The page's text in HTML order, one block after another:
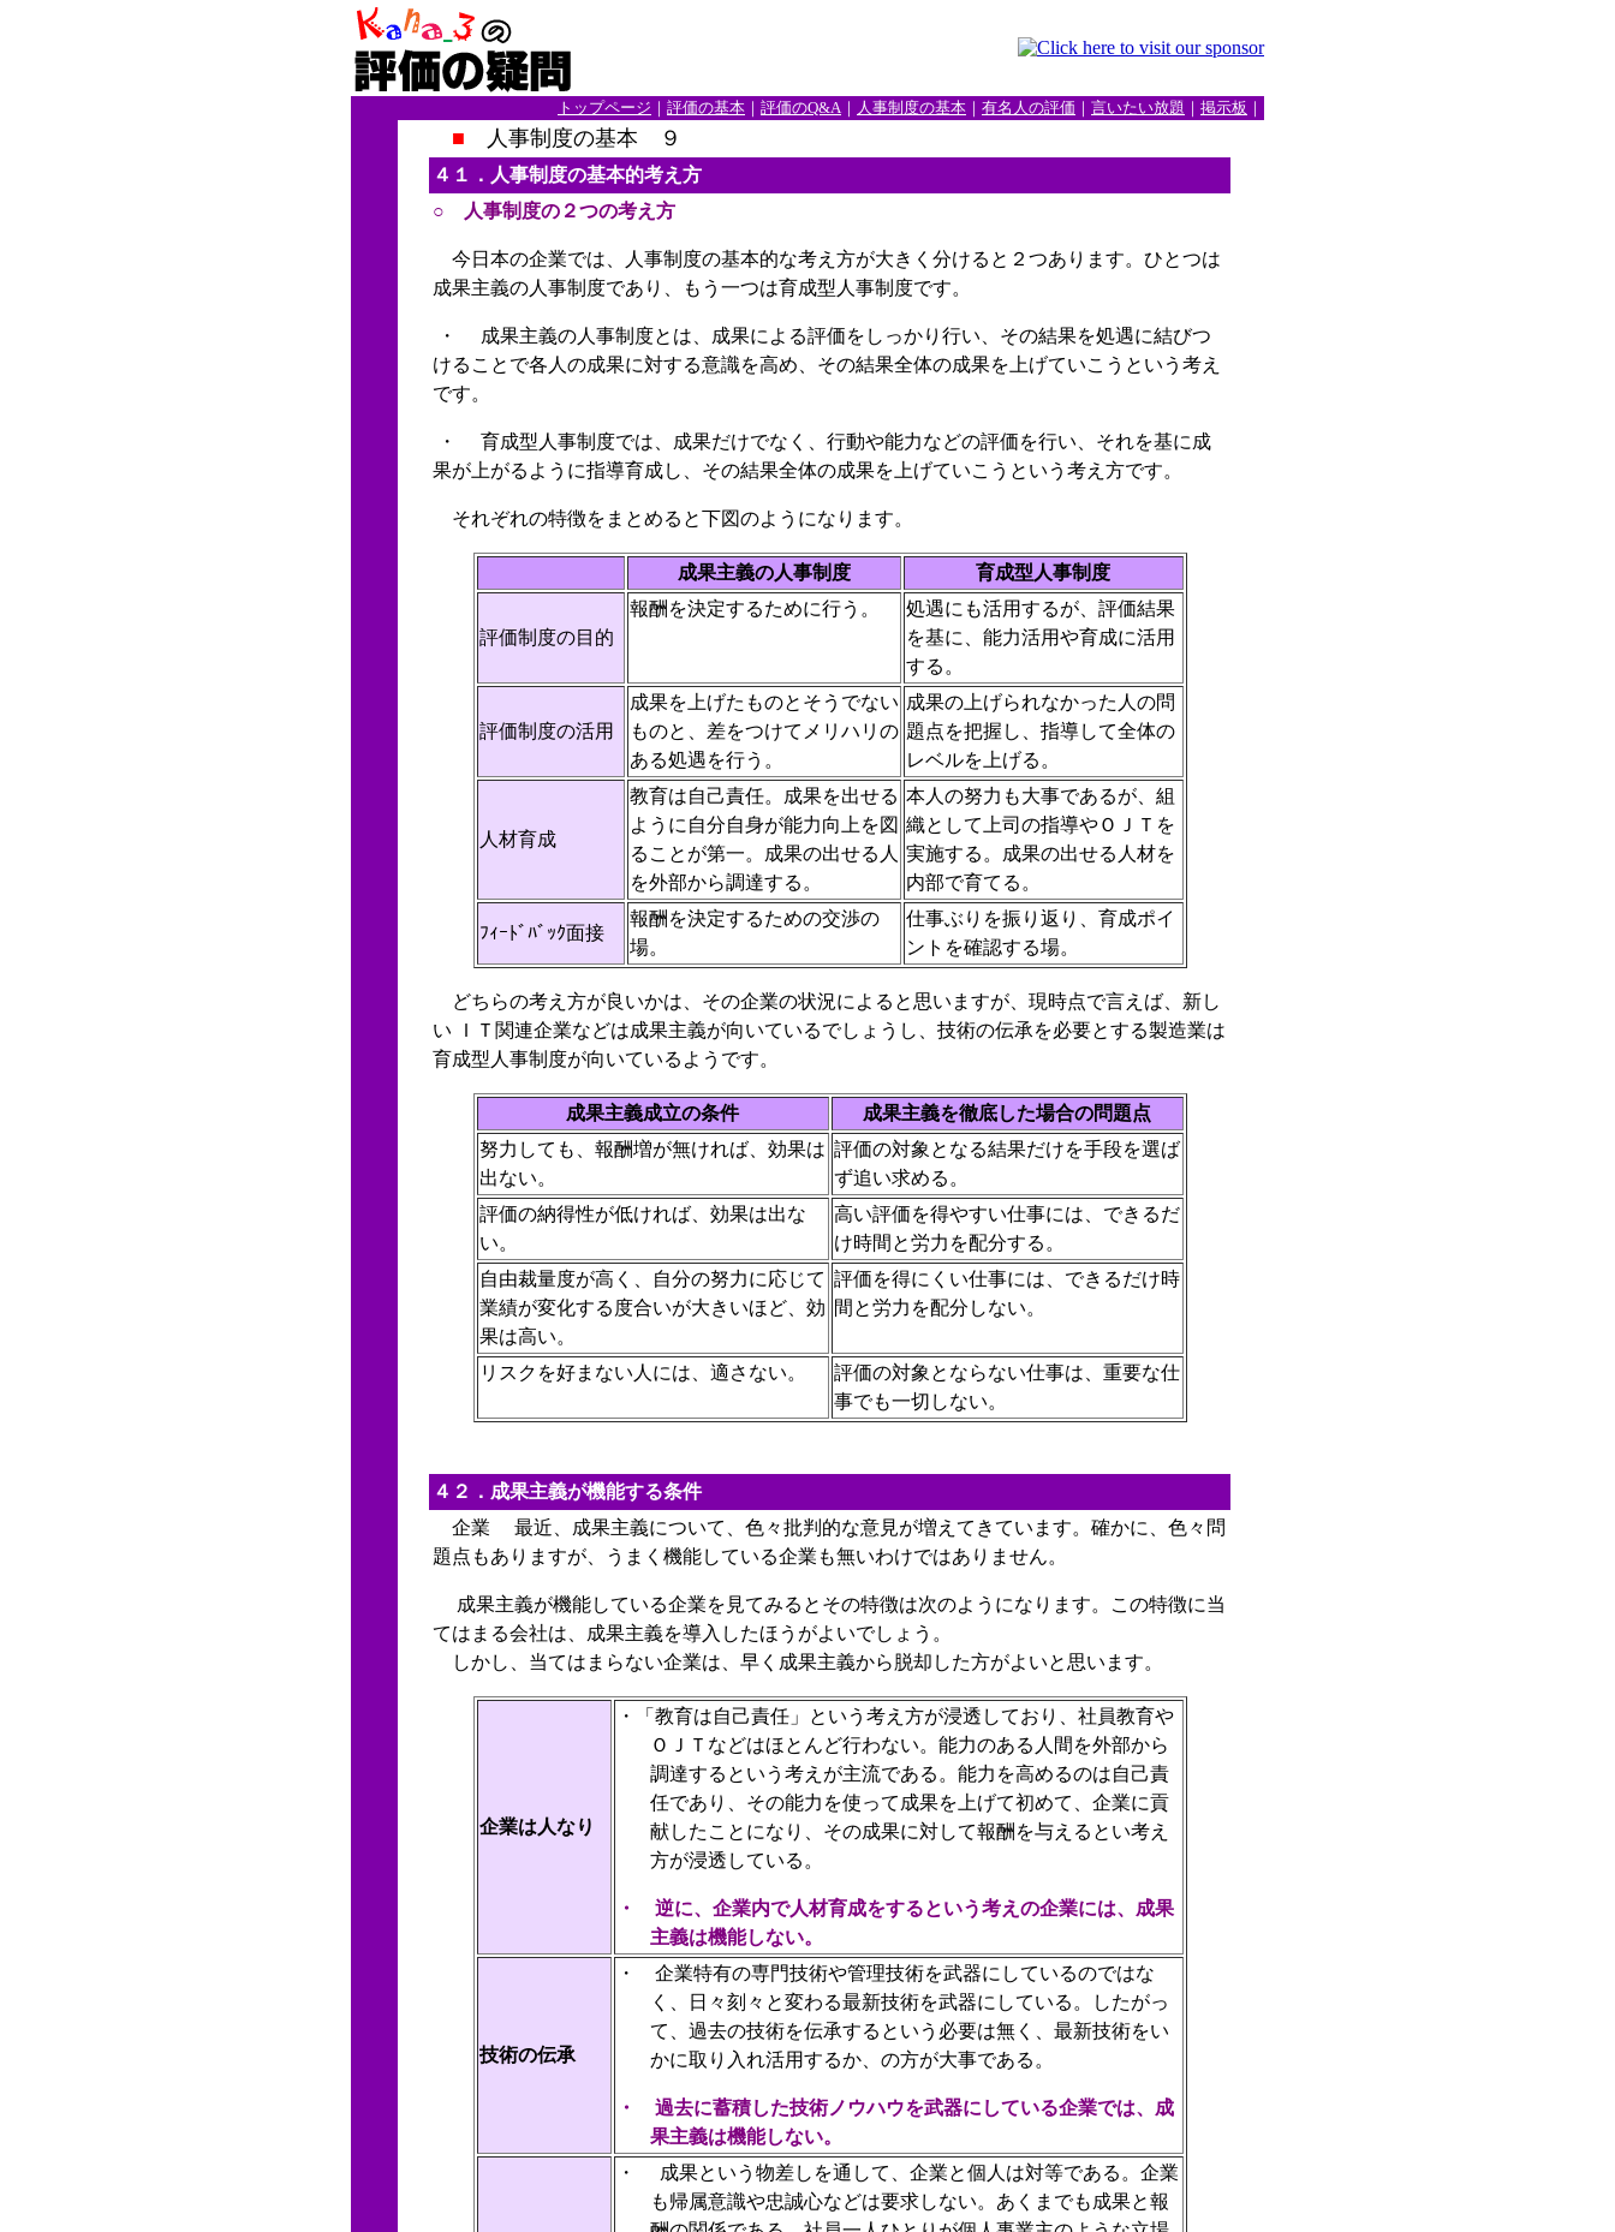
トップページ ｜ 評価の基本 ｜ 評価のQ&A｜ 人事制度の基本 ｜ 有名人の評価 ｜ 言いたい放題 ｜ 掲示板 ｜
■ 人事制度の基本 ９
４１．人事制度の基本的考え方
○ 人事制度の２つの考え方
今日本の企業では、人事制度の基本的な考え方が大きく分けると２つあります。ひとつは
成果主義の人事制度であり、もう一つは育成型人事制度です。
・ 成果主義の人事制度とは、成果による評価をしっかり行い、その結果を処遇に結びつ
けることで各人の成果に対する意識を高め、その結果全体の成果を上げていこうという考え
です。
・ 育成型人事制度では、成果だけでなく、行動や能力などの評価を行い、それを基に成
果が上がるように指導育成し、その結果全体の成果を上げていこうという考え方です。
それぞれの特徴をまとめると下図のようになります。
成果主義の人事制度 育成型人事制度
評価制度の目的
報酬を決定するために行う。
処遇にも活用するが、評価結果
を基に、能力活用や育成に活用
する。
評価制度の活用
成果を上げたものとそうでない
ものと、差をつけてメリハリの
ある処遇を行う。
成果の上げられなかった人の問
題点を把握し、指導して全体の
レベルを上げる。
人材育成
教育は自己責任。成果を出せる
ように自分自身が能力向上を図
ることが第一。成果の出せる人
を外部から調達する。
本人の努力も大事であるが、組
織として上司の指導やＯＪＴを
実施する。成果の出せる人材を
内部で育てる。
ﾌｨｰﾄﾞﾊﾞｯｸ面接
報酬を決定するための交渉の
場。
仕事ぶりを振り返り、育成ポイ
ントを確認する場。
どちらの考え方が良いかは、その企業の状況によると思いますが、現時点で言えば、新し
い ＩＴ関連企業などは成果主義が向いているでしょうし、技術の伝承を必要とする製造業は
育成型人事制度が向いているようです。
成果主義成立の条件
成果主義を徹底した場合の問題点
努力しても、報酬増が無ければ、効果は
出ない。
評価の対象となる結果だけを手段を選ば
ず追い求める。
評価の納得性が低ければ、効果は出な
い。
高い評価を得やすい仕事には、できるだ
け時間と労力を配分する。
自由裁量度が高く、自分の努力に応じて
業績が変化する度合いが大きいほど、効
果は高い。
評価を得にくい仕事には、できるだけ時
間と労力を配分しない。
リスクを好まない人には、適さない。
評価の対象とならない仕事は、重要な仕
事でも一切しない。
４２．成果主義が機能する条件
企業 最近、成果主義について、色々批判的な意見が増えてきています。確かに、色々問
題点もありますが、うまく機能している企業も無いわけではありません。
成果主義が機能している企業を見てみるとその特徴は次のようになります。この特徴に当
てはまる会社は、成果主義を導入したほうがよいでしょう。
しかし、当てはまらない企業は、早く成果主義から脱却した方がよいと思います。
企業は人なり
・
「教育は自己責任」という考え方が浸透しており、社員教育や
ＯＪＴなどはほとんど行わない。能力のある人間を外部から
調達するという考えが主流である。能力を高めるのは自己責
任であり、その能力を使って成果を上げて初めて、企業に貢
献したことになり、その成果に対して報酬を与えるとい考え
方が浸透している。
・ 逆に、企業内で人材育成をするという考えの企業には、成果
主義は機能しない。
技術の伝承
・
企業特有の専門技術や管理技術を武器にしているのではな
く、日々刻々と変わる最新技術を武器にしている。したがっ
て、過去の技術を伝承するという必要は無く、最新技術をい
かに取り入れ活用するか、の方が大事である。
・ 過去に蓄積した技術ノウハウを武器にしている企業では、成
果主義は機能しない。
・
成果という物差しを通して、企業と個人は対等である。企業
も帰属意識や忠誠心などは要求しない。あくまでも成果と報